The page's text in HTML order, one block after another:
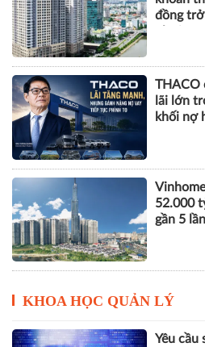
đồng
THACO
lãi lớn
khối nợ
52.000
gần 5
KHOA HỌC QUẢN LÝ
Yêu cầu